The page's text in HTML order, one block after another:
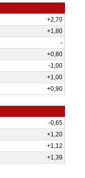
+2,70
+1,80
-
+0,80
-1,00
+1,00
+0,90
-0,65
+1,20
+1,12
+1,39